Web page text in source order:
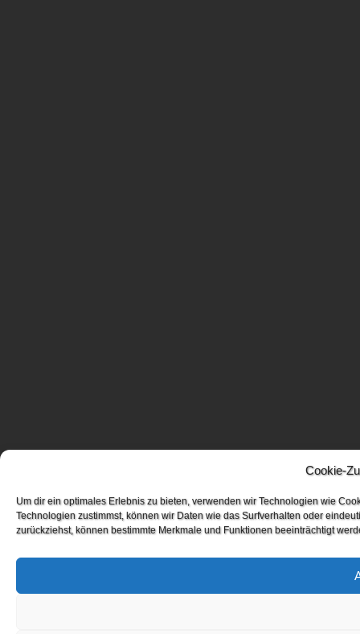
Cookie-
Um dir ein optimales Erlebnis zu bieten, verwenden wir Technologien wie
Technologien zustimmst, können wir Daten wie das Surfverhalten oder
zurückziehst, können bestimmte Merkmale und Funktionen beeinträchtigt